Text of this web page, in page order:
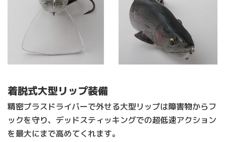
着脱式大型リップ装備
精密プラスドライバーで外せる大型リップは障害物からフ
ックを守り、デッドスティッキングでの超低速アクション
を最大にまで高めてくれます。